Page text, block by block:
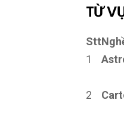
TỪ
Stt
1
2